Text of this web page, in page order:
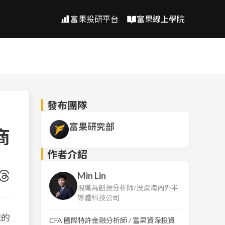
富果投研平台 富果線上學院
發布團隊
富果研究部
作者介紹
Min Lin
現職為創投分析師/投資海內外半
導體科技公司
CFA 國際特許金融分析師 / 富果資深投資